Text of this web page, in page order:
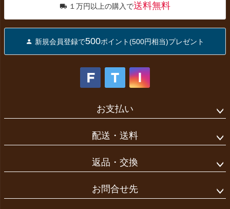
１万円以上の購入で送料無料
新規会員登録で500ポイント(500円相当)プレゼント
お支払い
配送・送料
返品・交換
お問合せ先